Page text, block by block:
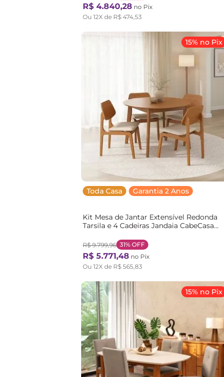
R$ 4.840,28 no Pix
Ou 12X de R$ 474,53
Toda Casa Garantia 2 Anos
15% no Pix
Kit Mesa de Jantar Extensível Redonda
Tarsila e 4 Cadeiras Jandaia CabeCasa
Champagne/Bege
R$ 9.799,96 31% OFF
R$ 5.771,48 no Pix
Ou 12X de R$ 565,83
15% no Pix